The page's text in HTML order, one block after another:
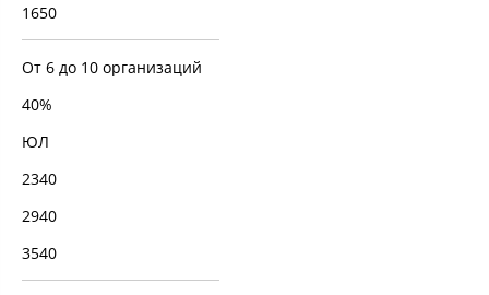
1650
От 6 до 10 организаций
40%
ЮЛ
2340
2940
3540